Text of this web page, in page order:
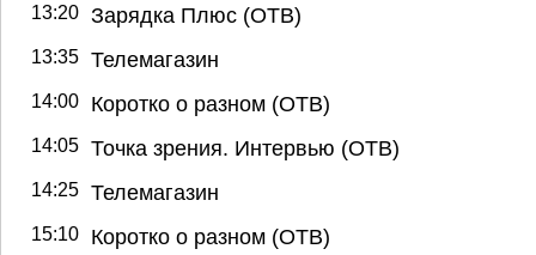
13:20 Зарядка Плюс (ОТВ)
13:35 Телемагазин
14:00 Коротко о разном (ОТВ)
14:05 Точка зрения. Интервью (ОТВ)
14:25 Телемагазин
15:10 Коротко о разном (ОТВ)